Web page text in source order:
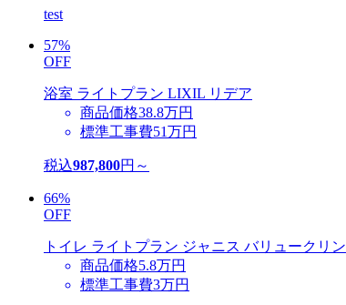
test
57%
OFF
浴室 ライトプラン LIXIL リデア
商品価格38.8万円
標準工事費51万円
税込987,800円～
66%
OFF
トイレ ライトプラン ジャニス バリュークリン
商品価格5.8万円
標準工事費3万円